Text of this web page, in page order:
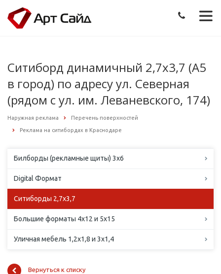
Ситиборд динамичный 2,7х3,7 (А5
в город) по адресу ул. Северная
(рядом с ул. им. Леваневского, 174)
Наружная реклама Перечень поверхностей
Реклама на ситибордах в Краснодаре
Билборды (рекламные щиты) 3х6
Digital Формат
Ситиборды 2,7х3,7
Большие форматы 4х12 и 5х15
Уличная мебель 1,2х1,8 и 3х1,4
Вернуться к списку